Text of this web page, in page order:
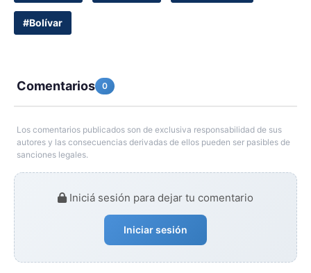
#Bolívar
Comentarios 0
Los comentarios publicados son de exclusiva responsabilidad de sus
autores y las consecuencias derivadas de ellos pueden ser pasibles de
sanciones legales.
Iniciá sesión para dejar tu comentario
Iniciar sesión